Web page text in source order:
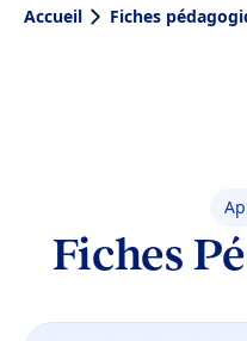
Accueil Fiches
Fiches